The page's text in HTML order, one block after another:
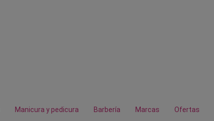
Manicura y pedicura Barbería Marcas Ofertas